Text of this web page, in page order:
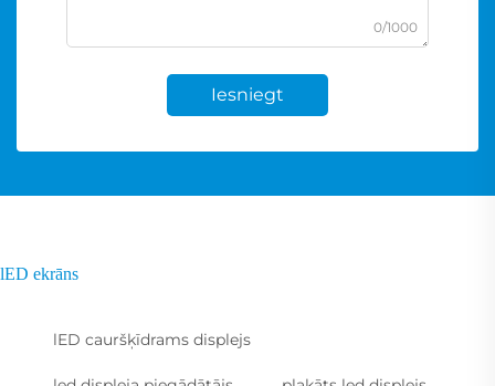
0/1000
Iesniegt
lED ekrāns
lED cauršķīdrams displejs